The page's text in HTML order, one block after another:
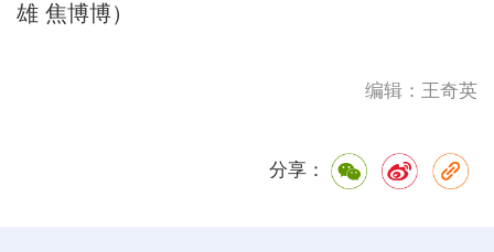
雄 焦博博）
编辑：王奇英
分享：